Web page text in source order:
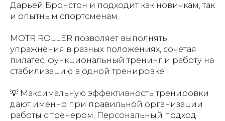
Дарьей Бронстон и подходит как новичкам, так
и опытным спортсменам.
MOTR ROLLER позволяет выполнять
упражнения в разных положениях, сочетая
пилатес, функциональный тренинг и работу на
стабилизацию в одной тренировке.
💡 Максимальную эффективность тренировки
дают именно при правильной организации
работы с тренером. Персональный подход